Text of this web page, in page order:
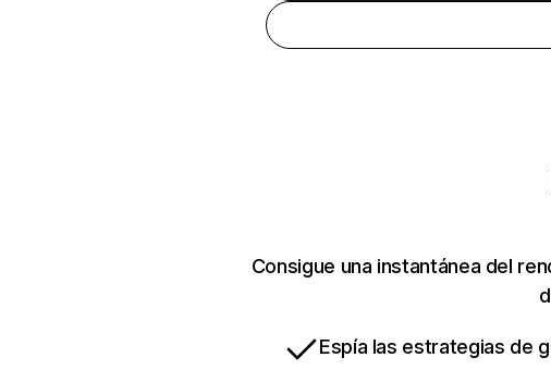
Consigue una instantánea del
Espía las estrategias de